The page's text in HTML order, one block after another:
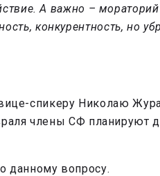
А важно –
конкурентность, но
спикеру Николаю
члены СФ планируют
данному вопросу.